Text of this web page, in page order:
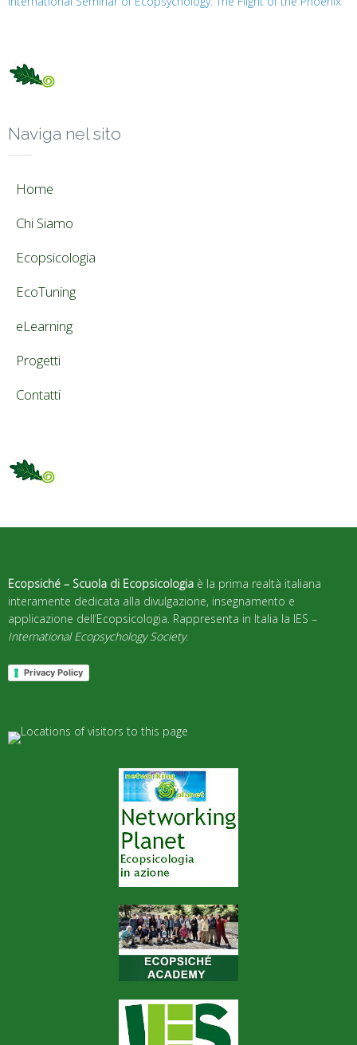
Naviga nel sito
Home
Chi Siamo
Ecopsicologia
EcoTuning
eLearning
Progetti
Contatti
Ecopsiché – Scuola di Ecopsicologia è la prima realtà italiana
interamente dedicata alla divulgazione, insegnamento e
applicazione dell’Ecopsicologia. Rappresenta in Italia la IES –
International Ecopsychology Society.
Privacy Policy